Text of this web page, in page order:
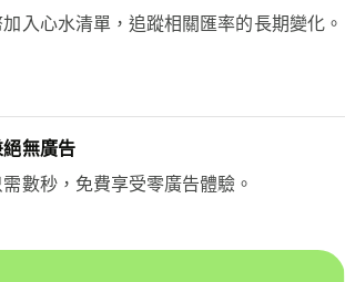
入心水清單，追蹤相關匯率的長期變化。
無廣告
數秒，免費享受零廣告體驗。